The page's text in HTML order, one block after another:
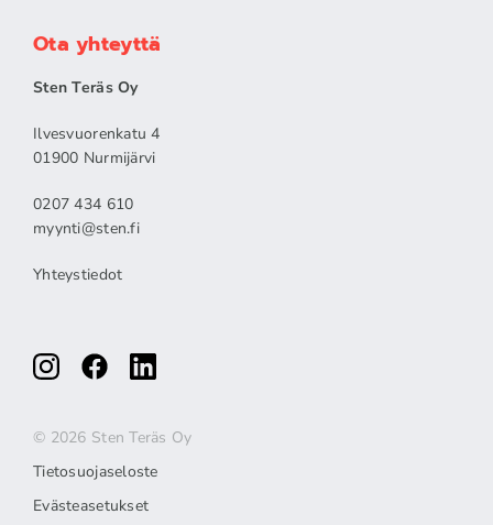
Ota yhteyttä
Sten Teräs Oy
Ilvesvuorenkatu 4
01900 Nurmijärvi
0207 434 610
myynti@sten.fi
Yhteystiedot
© 2026 Sten Teräs Oy
Tietosuojaseloste
Evästeasetukset